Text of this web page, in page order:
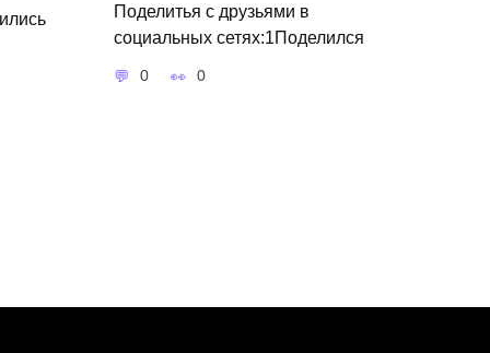
Поделитья с друзьями в
социальных сетях:1Поделился
0 0